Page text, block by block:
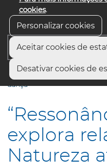
cookies.
Personalizar cookies
Aceitar cookies de
Desativar cookies de
Início
“Ressonâncias” explora
dança
explora
Natureza